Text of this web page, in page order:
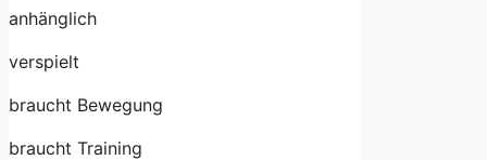
anhänglich
verspielt
braucht Bewegung
braucht Training